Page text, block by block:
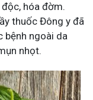
độc, hóa đờm.
thuốc Đông y đã
bệnh ngoài da
nhọt.